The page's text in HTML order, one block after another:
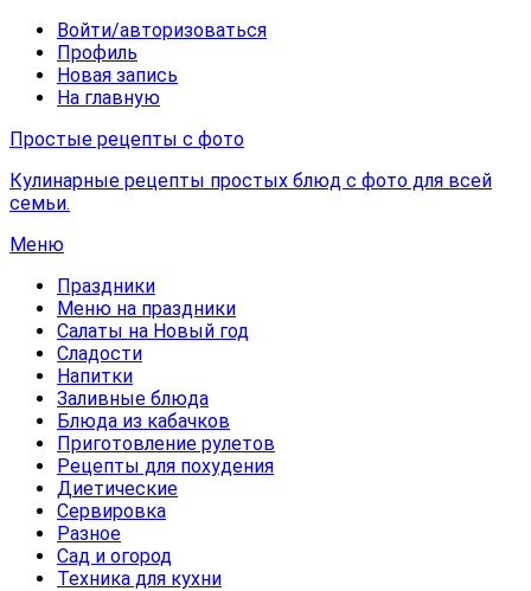
Войти/авторизоваться
Профиль
Новая запись
На главную
Простые рецепты с фото
Кулинарные рецепты простых блюд с фото для всей
семьи.
Меню
Праздники
Меню на праздники
Салаты на Новый год
Сладости
Напитки
Заливные блюда
Блюда из кабачков
Приготовление рулетов
Рецепты для похудения
Диетические
Сервировка
Разное
Сад и огород
Техника для кухни